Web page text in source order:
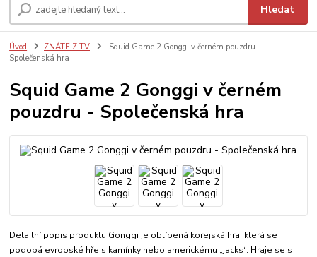
Hledat
Úvod ZNÁTE Z TV
Squid Game 2 Gonggi v černém pouzdru -
Společenská hra
Squid Game 2 Gonggi v černém
pouzdru - Společenská hra
Detailní popis produktu Gonggi je oblíbená korejská hra, která se
podobá evropské hře s kamínky nebo americkému „jacks“. Hraje se s